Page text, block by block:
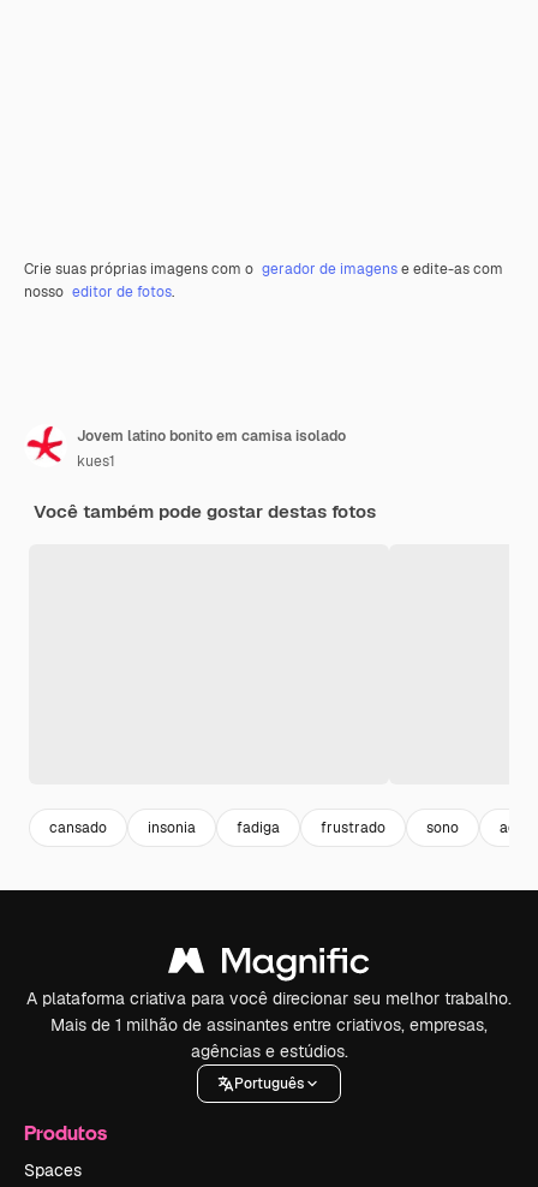
Crie suas próprias imagens com o gerador de imagense edite-as com
nosso editor de fotos.
Jovem latino bonito em camisa isolado
kues1
Você também pode gostar destas fotos
cansado insonia fadiga frustrado sono
A plataforma criativa para você direcionar seu melhor trabalho.
Mais de 1 milhão de assinantes entre criativos, empresas,
agências e estúdios.
Português
Produtos
Spaces